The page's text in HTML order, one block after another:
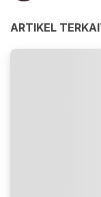
ARTIKEL